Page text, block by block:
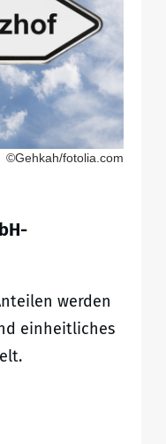
©Gehkah/fotolia.com
werden
einheitliches